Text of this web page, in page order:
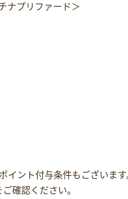
ナプリファード＞
イント付与条件もございま
確認ください。